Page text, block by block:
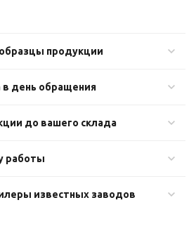
продукции
в день обращения
до вашего склада
работы
известных заводов